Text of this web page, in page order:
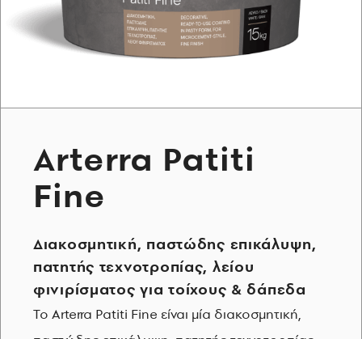
Arterra Patiti
Fine
Διακοσμητική, παστώδης επικάλυψη,
πατητής τεχνοτροπίας, λείου
φινιρίσματος για τοίχους & δάπεδα
Το Arterra Patiti Fine είναι μία διακοσμητική,